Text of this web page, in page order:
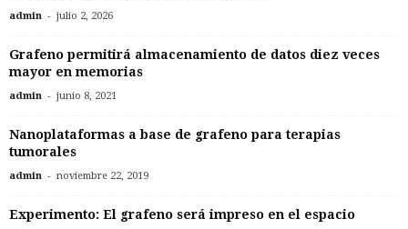
admin - julio 2, 2026
Grafeno permitirá almacenamiento de datos diez veces
mayor en memorias
admin - junio 8, 2021
Nanoplataformas a base de grafeno para terapias
tumorales
admin - noviembre 22, 2019
Experimento: El grafeno será impreso en el espacio